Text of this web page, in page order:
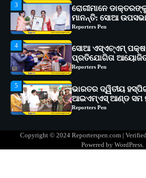
4
ସୋଆ ଏସ୍‌ଏଚ୍‌ଏମ୍
ପ୍ରତିଯୋଗିତା
Reporters Pen
5
ଭାରତର ଦ୍ୱିତୀୟ
ଆଇଏମ୍‌ଏସ୍ ଆଣ୍ଡ ସମ
ଅତ୍ୟାଧୁନିକ ଡିଜିସ୍କାନର
Reporters Pen
1
ସୋଆ ପକ୍ଷରୁ ରାୱେ
୧୧ଟି ଗ୍ରାମରେ ୧୬ଟି
କାର୍ଯ୍ୟକ୍ରମ ଆୟୋଜିତ
Reporters Pen
ବିଶ୍ୱବିଦ୍ୟାଳୟର
ଅଗ୍ରଗତିର ସ୍ମୃତିଚାରଣ
Reporters Pen
Copyright © 2024 Reporterspen.com |
Powered by WordPress.